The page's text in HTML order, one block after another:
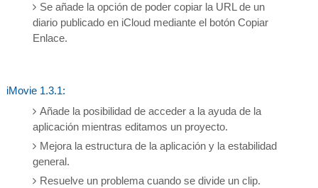
Se añade la opción de poder copiar la URL de un
diario publicado en iCloud mediante el botón Copiar
Enlace.
iMovie 1.3.1:
Añade la posibilidad de acceder a la ayuda de la
aplicación mientras editamos un proyecto.
Mejora la estructura de la aplicación y la estabilidad
general.
Resuelve un problema cuando se divide un clip.